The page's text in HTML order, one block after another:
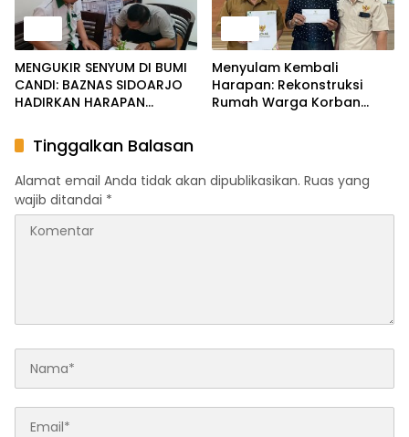
MENGUKIR SENYUM DI BUMI
CANDI: BAZNAS SIDOARJO
HADIRKAN HARAPAN
KEPEDULIAN SOSIAL
Menyulam Kembali
Harapan: Rekonstruksi
Rumah Warga Korban
Tinggalkan Balasan
Alamat email Anda tidak akan dipublikasikan. Ruas yang
wajib ditandai *